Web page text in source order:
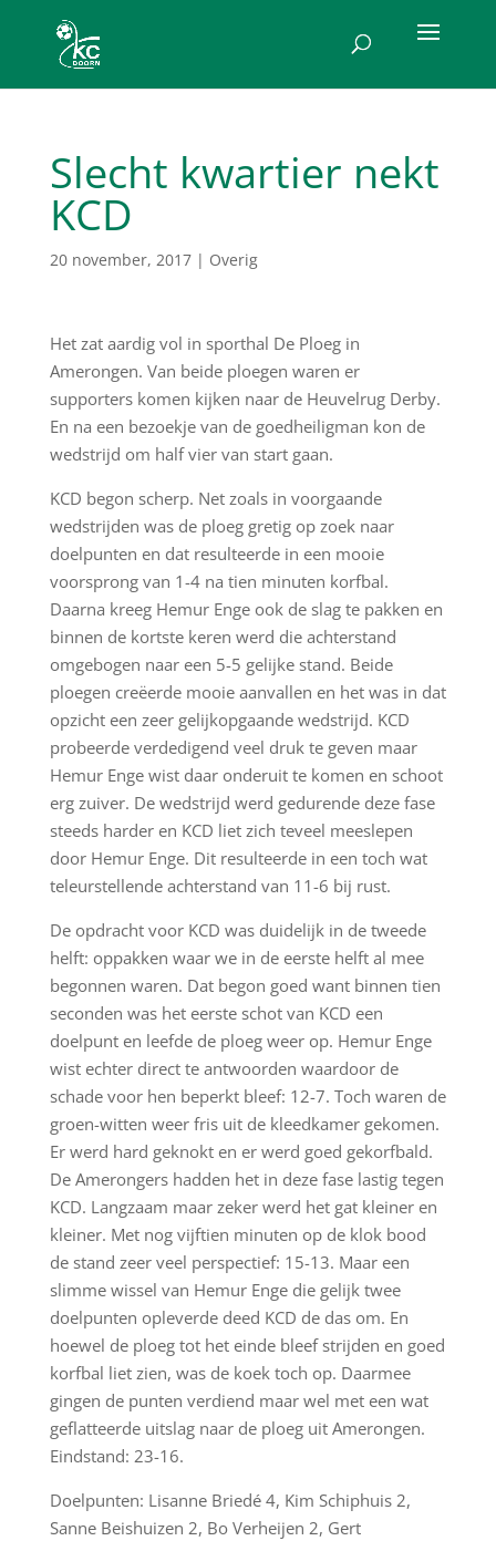
Slecht kwartier nekt
KCD
20 november, 2017| Overig
Het zat aardig vol in sporthal De Ploeg in
Amerongen. Van beide ploegen waren er
supporters komen kijken naar de Heuvelrug Derby.
En na een bezoekje van de goedheiligman kon de
wedstrijd om half vier van start gaan.
KCD begon scherp. Net zoals in voorgaande
wedstrijden was de ploeg gretig op zoek naar
doelpunten en dat resulteerde in een mooie
voorsprong van 1-4 na tien minuten korfbal.
Daarna kreeg Hemur Enge ook de slag te pakken en
binnen de kortste keren werd die achterstand
omgebogen naar een 5-5 gelijke stand. Beide
ploegen creëerde mooie aanvallen en het was in dat
opzicht een zeer gelijkopgaande wedstrijd. KCD
probeerde verdedigend veel druk te geven maar
Hemur Enge wist daar onderuit te komen en schoot
erg zuiver. De wedstrijd werd gedurende deze fase
steeds harder en KCD liet zich teveel meeslepen
door Hemur Enge. Dit resulteerde in een toch wat
teleurstellende achterstand van 11-6 bij rust.
De opdracht voor KCD was duidelijk in de tweede
helft: oppakken waar we in de eerste helft al mee
begonnen waren. Dat begon goed want binnen tien
seconden was het eerste schot van KCD een
doelpunt en leefde de ploeg weer op. Hemur Enge
wist echter direct te antwoorden waardoor de
schade voor hen beperkt bleef: 12-7. Toch waren de
groen-witten weer fris uit de kleedkamer gekomen.
Er werd hard geknokt en er werd goed gekorfbald.
De Amerongers hadden het in deze fase lastig tegen
KCD. Langzaam maar zeker werd het gat kleiner en
kleiner. Met nog vijftien minuten op de klok bood
de stand zeer veel perspectief: 15-13. Maar een
slimme wissel van Hemur Enge die gelijk twee
doelpunten opleverde deed KCD de das om. En
hoewel de ploeg tot het einde bleef strijden en goed
korfbal liet zien, was de koek toch op. Daarmee
gingen de punten verdiend maar wel met een wat
geflatteerde uitslag naar de ploeg uit Amerongen.
Eindstand: 23-16.
Doelpunten: Lisanne Briedé 4, Kim Schiphuis 2,
Sanne Beishuizen 2, Bo Verheijen 2, Gert